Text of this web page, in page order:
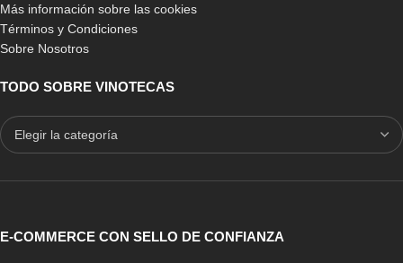
Más información sobre las cookies
Términos y Condiciones
Sobre Nosotros
TODO SOBRE VINOTECAS
E-COMMERCE CON SELLO DE CONFIANZA